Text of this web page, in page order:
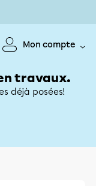
Mon compte
travaux.
déjà posées!